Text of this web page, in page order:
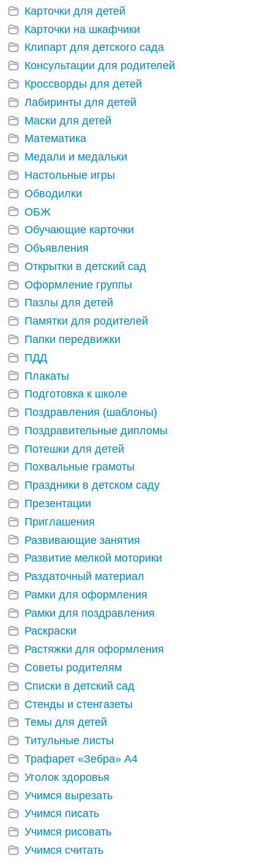
Карточки для детей
Карточки на шкафчики
Клипарт для детского сада
Консультации для родителей
Кроссворды для детей
Лабиринты для детей
Маски для детей
Математика
Медали и медальки
Настольные игры
Обводилки
ОБЖ
Обучающие карточки
Объявления
Открытки в детский сад
Оформление группы
Пазлы для детей
Памятки для родителей
Папки передвижки
ПДД
Плакаты
Подготовка к школе
Поздравления (шаблоны)
Поздравительные дипломы
Потешки для детей
Похвальные грамоты
Праздники в детском саду
Презентации
Приглашения
Развивающие занятия
Развитие мелкой моторики
Раздаточный материал
Рамки для оформления
Рамки для поздравления
Раскраски
Растяжки для оформления
Советы родителям
Списки в детский сад
Стенды и стенгазеты
Темы для детей
Титульные листы
Трафарет «Зебра» А4
Уголок здоровья
Учимся вырезать
Учимся писать
Учимся рисовать
Учимся считать